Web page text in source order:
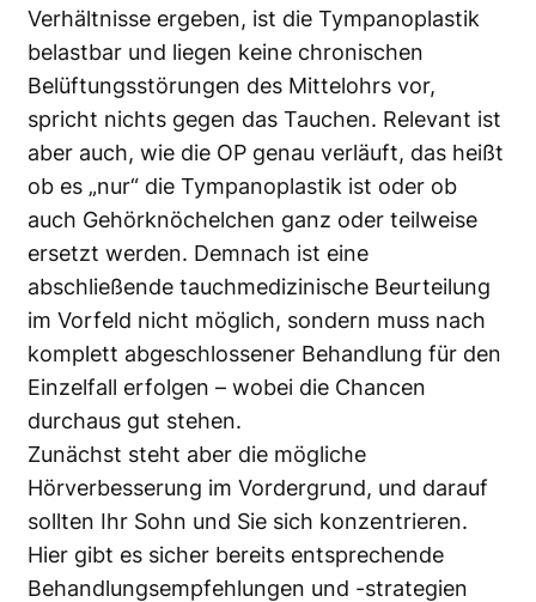
Verhältnisse ergeben, ist die Tympanoplastik
belastbar und liegen keine chronischen
Belüftungsstörungen des Mittelohrs vor,
spricht nichts gegen das Tauchen. Relevant ist
aber auch, wie die OP genau verläuft, das heißt
ob es „nur“ die Tympanoplastik ist oder ob
auch Gehörknöchelchen ganz oder teilweise
ersetzt werden. Demnach ist eine
abschließende tauchmedizinische Beurteilung
im Vorfeld nicht möglich, sondern muss nach
komplett abgeschlossener Behandlung für den
Einzelfall erfolgen – wobei die Chancen
durchaus gut stehen.
Zunächst steht aber die mögliche
Hörverbesserung im Vordergrund, und darauf
sollten Ihr Sohn und Sie sich konzentrieren.
Hier gibt es sicher bereits entsprechende
Behandlungsempfehlungen und -strategien